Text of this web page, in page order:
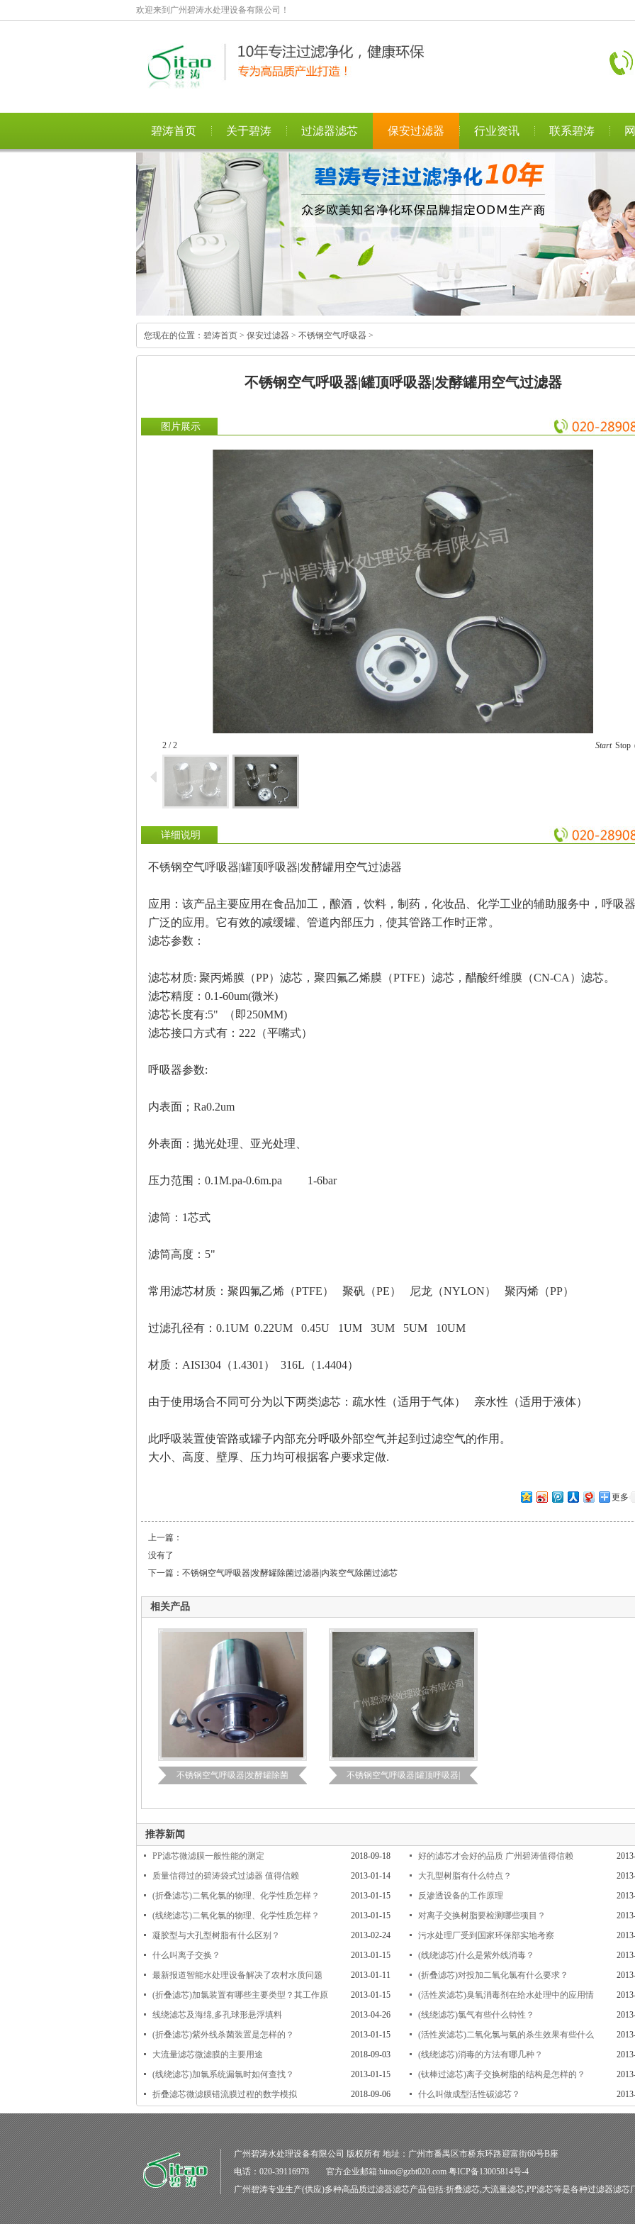
欢迎来到广州碧涛水处理设备有限公司！
碧涛首页 关于碧涛 过滤器滤芯 保安过滤器 行业资讯 联系碧涛
您现在的位置： 碧涛首页 > 保安过滤器 > 不锈钢空气呼吸器 >
不锈钢空气呼吸器|罐顶呼吸器|发酵罐用空气过滤器
图片展示
2 / 2 Start Stop
详细说明
不锈钢空气呼吸器|罐顶呼吸器|发酵罐用空气过滤器
应用：该产品主要应用在食品加工，酿酒，饮料，制药，化妆品、化学工业的辅助服务中，呼吸
广泛的应用。它有效的减缓罐、管道内部压力，使其管路工作时正常。
滤芯参数：
滤芯材质: 聚丙烯膜（PP）滤芯，聚四氟乙烯膜（PTFE）滤芯，醋酸纤维膜（CN-CA）滤芯。
滤芯精度：0.1-60um(微米)
滤芯长度有:5" （即250MM)
滤芯接口方式有：222（平嘴式）
呼吸器参数:
内表面；Ra0.2um
外表面：抛光处理、亚光处理、
压力范围：0.1M.pa-0.6m.pa 1-6bar
滤筒：1芯式
滤筒高度：5"
常用滤芯材质：聚四氟乙烯（PTFE） 聚矾（PE） 尼龙（NYLON） 聚丙烯（PP）
过滤孔径有：0.1UM 0.22UM 0.45U 1UM 3UM 5UM 10UM
材质：AISI304（1.4301） 316L（1.4404）
由于使用场合不同可分为以下两类滤芯：疏水性（适用于气体） 亲水性（适用于液体）
此呼吸装置使管路或罐子内部充分呼吸外部空气并起到过滤空气的作用。
大小、高度、壁厚、压力均可根据客户要求定做.
更多
上一篇：
没有了
下一篇： 不锈钢空气呼吸器|发酵罐除菌过滤器|内装空气除菌过滤芯
相关产品
不锈钢空气呼吸器|发酵罐除菌 不锈钢空气呼吸器|罐顶呼吸器|
推荐新闻
2018-09-18
PP滤芯微滤膜一般性能的测定
好的滤芯才会好的品质 广州碧涛值得信赖
2013-01-14
质量信得过的碧涛袋式过滤器 值得信赖
大孔型树脂有什么特点？
2013-01-15
(折叠滤芯)二氧化氯的物理、化学性质怎样？
反渗透设备的工作原理
2013-01-15
(线绕滤芯)二氧化氯的物理、化学性质怎样？
对离子交换树脂要检测哪些项目？
2013-02-24
凝胶型与大孔型树脂有什么区别？
污水处理厂受到国家环保部实地考察
2013-01-15
什么叫离子交换？
(线绕滤芯)什么是紫外线消毒？
2013-01-11
最新报道智能水处理设备解决了农村水质问题
(折叠滤芯)对投加二氧化氯有什么要求？
2013-01-15
(折叠滤芯)加氯装置有哪些主要类型？其工作原
(活性炭滤芯)臭氧消毒剂在给水处理中的应用情
2013-04-26
线绕滤芯及海绵,多孔球形悬浮填料
(线绕滤芯)氯气有些什么特性？
2013-01-15
(折叠滤芯)紫外线杀菌装置是怎样的？
(活性炭滤芯)二氧化氯与氣的杀生效果有些什么
2018-09-03
大流量滤芯微滤膜的主要用途
(线绕滤芯)消毒的方法有哪几种？
2013-01-15
(线绕滤芯)加氯系统漏氯时如何查找？
(钛棒过滤芯)离子交换树脂的结构是怎样的？
2018-09-06
折叠滤芯微滤膜错流膜过程的数学模拟 什么叫做成型活性碳滤芯？
广州碧涛水处理设备有限公司版权所有 地址：广州市番禺区市桥东环路迎富街60号B座
电话：020-39116978 官方企业邮箱:bitao@gzbt020.com粤ICP备13005814号-4
广州碧涛专业生产(供应)多种高品质过滤器滤芯产品包括:折叠滤芯,大流量滤芯,PP滤芯等是各种过滤器滤芯